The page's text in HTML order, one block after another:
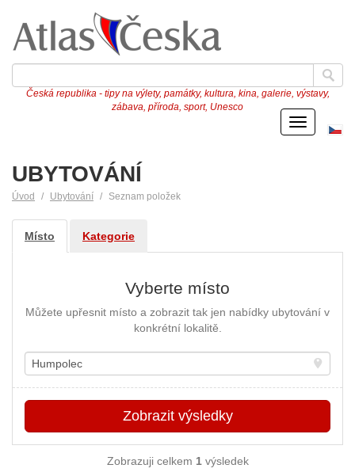
Česká republika - tipy na výlety, památky, kultura, kina, galerie, výstavy,
zábava, příroda, sport, Unesco
Menu
UBYTOVÁNÍ
Úvod Ubytování Seznam položek
Místo Kategorie
Vyberte místo
Můžete upřesnit místo a zobrazit tak jen nabídky ubytování v
konkrétní lokalitě.
Místo
Zobrazit výsledky
Zobrazuji celkem 1 výsledek